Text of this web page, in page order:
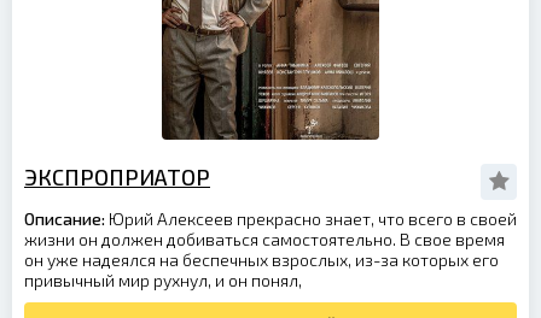
ЭКСПРОПРИАТОР
Описание: Юрий Алексеев прекрасно знает, что всего в своей
жизни он должен добиваться самостоятельно. В свое время
он уже надеялся на беспечных взрослых, из-за которых его
привычный мир рухнул, и он понял,